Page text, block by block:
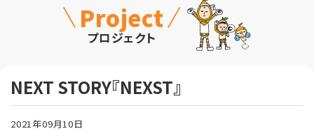
Project
プロジェクト
NEXT STORY『NEXST』
2021年09月10日